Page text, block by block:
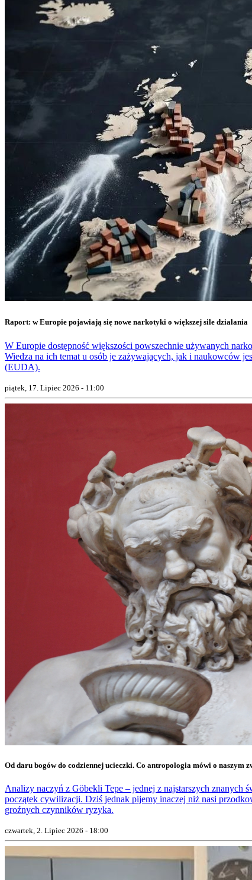
Raport: w Europie pojawiają się nowe narkotyki o większej sile działania
W Europie dostępność większości powszechnie używanych
Wiedza na ich temat u osób je zażywających, jak i naukowców
(EUDA).
piątek, 17. Lipiec 2026 - 11:00
Od daru bogów do codziennej ucieczki. Co antropologia mówi o naszym
Analizy naczyń z Göbekli Tepe – jednej z najstarszych znanych
początek cywilizacji. Dziś jednak pijemy inaczej niż nasi
groźnych czynników ryzyka.
czwartek, 2. Lipiec 2026 - 18:00